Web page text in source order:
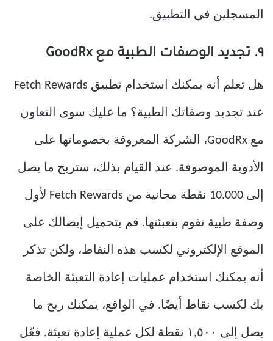
المسجلين في التطبيق.
٩. تجديد الوصفات الطبية مع GoodRx
هل تعلم أنه يمكنك استخدام تطبيق Fetch Rewards
عند تجديد وصفاتك الطبية؟ ما عليك سوى التعاون
مع GoodRx، الشركة المعروفة بخصوماتها على
الأدوية الموصوفة. عند القيام بذلك، ستربح ما يصل
إلى 10.000 نقطة مجانية من Fetch Rewards لأول
وصفة طبية تقوم بتعبئتها. قم بتحميل إيصالك على
الموقع الإلكتروني لكسب هذه النقاط، ولكن تذكر
أنه يمكنك استخدام عمليات إعادة التعبئة الخاصة
بك لكسب نقاط أيضًا. في الواقع، يمكنك ربح ما
يصل إلى ١,٥٠٠ نقطة لكل عملية إعادة تعبئة. فعّل